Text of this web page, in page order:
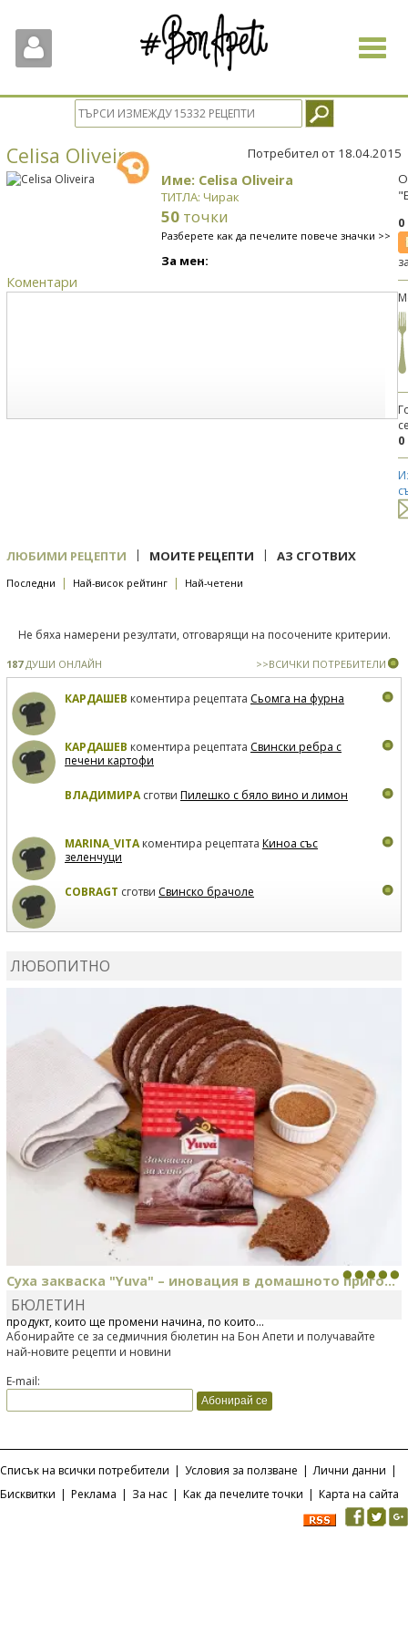
Toggle
Celisa Oliveira Потребител от 18.04.2015
Име: Celisa Oliveira
ТИТЛА: Чирак
50 точки
Разберете как да печелите повече значки >>
За мен:
Коментари
0
ЛЮБИМИ РЕЦЕПТИ | МОИТЕ РЕЦЕПТИ | АЗ СГОТВИХ
Последни | Най-висок рейтинг | Най-четени
Не бяха намерени резултати, отговарящи на посочените критерии.
187ДУШИ ОНЛАЙН >>ВСИЧКИ ПОТРЕБИТЕЛИ
КАРДАШЕВ коментира рецептата Сьомга на фурна
КАРДАШЕВ коментира рецептата Свински ребра с
печени картофи
ВЛАДИМИРАсготви Пилешко с бяло вино и лимон
MARINA_VITAкоментира рецептата Киноа със
зеленчуци
COBRAGT сготви Свинско брачоле
ЛЮБОПИТНО
Суха закваска "Yuva" – иновация в домашното приго...
Отскоро Лесафр България стартира предлагането на изцяло нов
продукт, който ще промени начина, по който...
БЮЛЕТИН
Абонирайте се за седмичния бюлетин на Бон Апети и получавайте
най-новите рецепти и новини
E-mail:
Списък на всички потребители | Условия за ползване | Лични данни |
Бисквитки | Реклама | За нас | Как да печелите точки | Карта на сайта